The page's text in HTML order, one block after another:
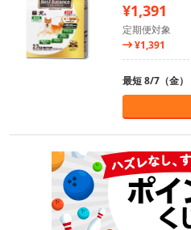
¥1,391
定期便対象
¥1,391
最短 8/7（金）